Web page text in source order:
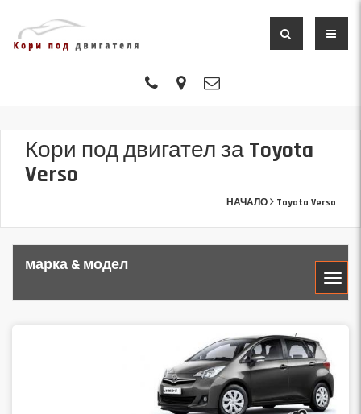
Кори под двигател за Toyota
Verso
НАЧАЛО Toyota Verso
марка & модел